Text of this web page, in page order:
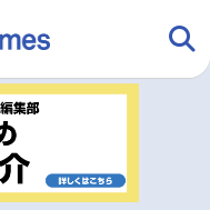
アニメ